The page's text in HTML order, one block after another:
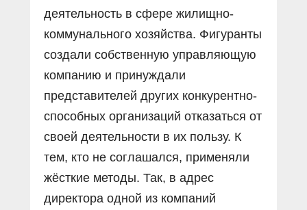
деятельность в сфере жилищно-
коммунального хозяйства. Фигуранты
создали собственную управляющую
компанию и принуждали
представителей других конкурентно-
способных организаций отказаться от
своей деятельности в их пользу. К
тем, кто не соглашался, применяли
жёсткие методы. Так, в адрес
директора одной из компаний